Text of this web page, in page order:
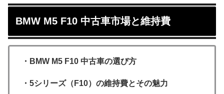
BMW M5 F10 中古車市場と維持費
・BMW M5 F10 中古車の選び方
・5シリーズ（F10）の維持費とその魅力